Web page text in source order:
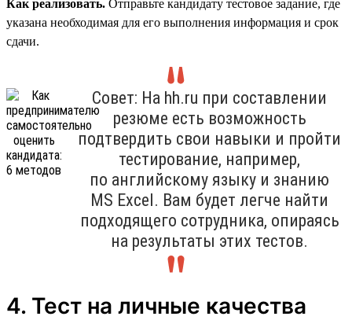
Как реализовать. Отправьте кандидату тестовое задание, где
указана необходимая для его выполнения информация и срок
сдачи.
Совет: На hh.ru при составлении
резюме есть возможность
подтвердить свои навыки и пройти
тестирование, например,
по английскому языку и знанию
MS Excel. Вам будет легче найти
подходящего сотрудника, опираясь
на результаты этих тестов.
4. Тест на личные качества